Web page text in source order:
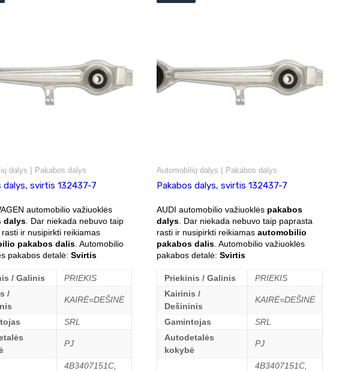
dalys | Pakabos dalys
dalys, svirtis 132437-7
automobilio važiuoklės
dalys . Dar niekada nebuvo taip
ir nusipirkti reikiamas
pakabos dalis . Automobilio
pakabos detalė: Svirtis
/ Galinis
PRIEKIS
/
KAIRĖ=DEŠINĖ
SRL
PJ
4B3407151C,
Automobilių dalys | Pakabos dalys
Pakabos dalys, svirtis 132437-7
AUDI automobilio važiuoklės pakabos
dalys. Dar niekada nebuvo taip paprasta
rasti ir nusipirkti reikiamas automobilio
pakabos dalis. Automobilio važiuoklės
pakabos detalė: Svirtis
Priekinis / Galinis
PRIEKIS
Kairinis /
Dešininis
KAIRĖ=DEŠINĖ
Gamintojas
SRL
Autodetalės
kokybė
PJ
4B3407151C,